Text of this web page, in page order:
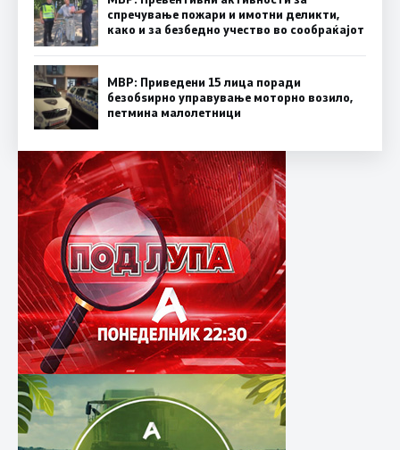
спречување пожари и имотни деликти,
како и за безбедно учество во сообраќајот
МВР: Приведени 15 лица поради
безобѕирно управување моторно возило,
петмина малолетници